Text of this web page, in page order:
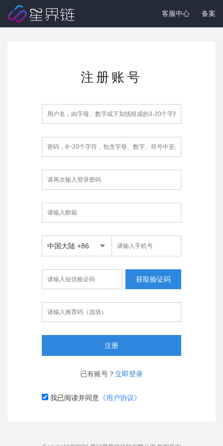
客服中心 备案
注册账号
中国大陆 +86
获取验证码
注册
已有账号？ 立即登录
我已阅读并同意 《用户协议》